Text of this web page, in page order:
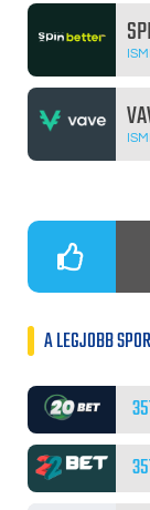
A LEGJOBB